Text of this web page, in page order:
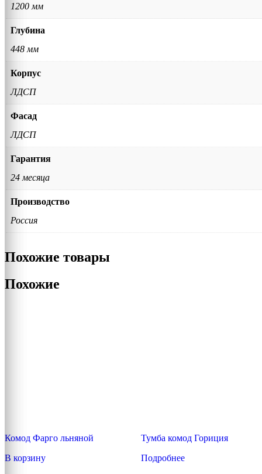
1200 мм
Глубина
448 мм
Корпус
ЛДСП
Фасад
ЛДСП
Гарантия
24 месяца
Производство
Россия
Похожие товары
Похожие
Комод Фарго льняной
В корзину
Тумба комод Гориция
Подробнее